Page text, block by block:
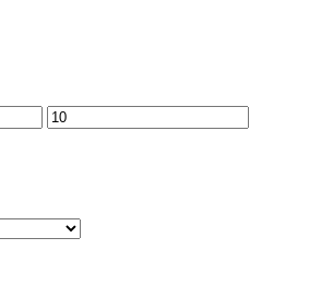
Μέγιστη
τιμή